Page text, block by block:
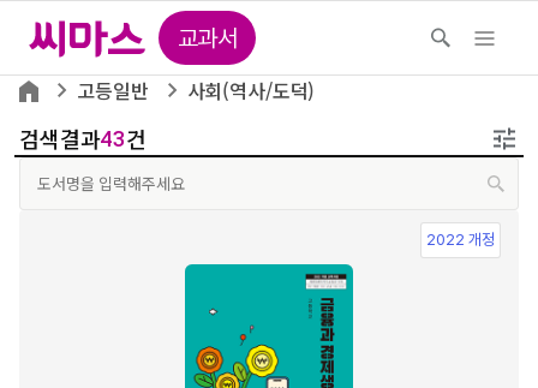
교과서
고등일반
사회(역사/도덕)
검색결과43건
2022 개정